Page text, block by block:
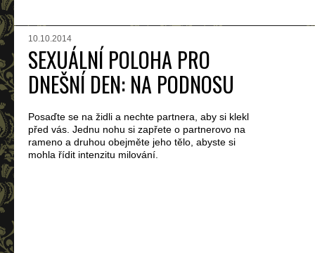
10.10.2014
SEXUÁLNÍ POLOHA PRO
DNEŠNÍ DEN: NA PODNOSU
Posaďte se na židli a nechte partnera, aby si klekl
před vás. Jednu nohu si zapřete o partnerovo na
rameno a druhou obejměte jeho tělo, abyste si
mohla řídit intenzitu milování.